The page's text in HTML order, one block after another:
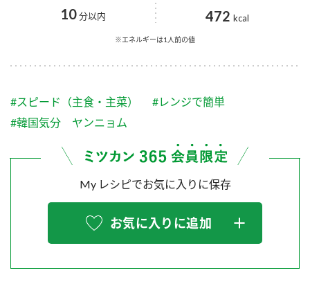
ふりかけ おすしの素
炊き込みご飯の素 米飯用調味液
Fibee
つゆ
納豆のサイト
三ツ判山吹
スペシャルサイト
お酢を知ろう！
すしラボ
ミツカンの歴史
環境への取り組み
MIM（ミツカンミュージアム）
お客様相談センター
お客様の声をいかしました
販売終了製品のご案内
よくあるご質問
10分以内 472 kcal
※エネルギーは1人前の値
#スピード（主食・主菜）
#レンジで簡単
#韓国気分 ヤンニョム
My レシピでお気に入りに保存
お気に入りに追加